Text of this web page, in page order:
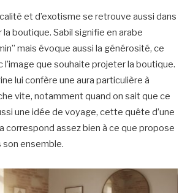
et d’exotisme se retrouve aussi dans
la boutique. Sabil signifie en arabe
mais évoque aussi la générosité, ce
l’image que souhaite projeter la boutique.
lui confère une aura particulière à
vite, notamment quand on sait que ce
une idée de voyage, cette quête d’une
correspond assez bien à ce que propose
son ensemble.